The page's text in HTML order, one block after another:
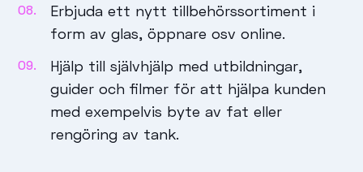
Erbjuda ett nytt tillbehörssortiment i
form av glas, öppnare osv online.
Hjälp till självhjälp med utbildningar,
guider och filmer för att hjälpa kunden
med exempelvis byte av fat eller
rengöring av tank.